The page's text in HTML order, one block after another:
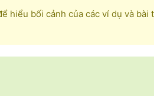
hiểu bối cảnh của các ví dụ và bài